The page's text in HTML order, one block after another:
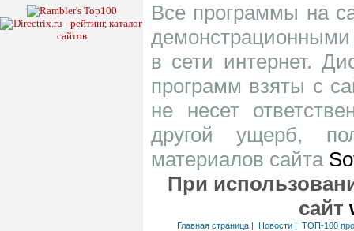
Все программы на
в сети интернет.
программ взяты с
не несет
другой ущерб,
материалов сайта
При
сайт
Главная страница| Новости| ТОП-100